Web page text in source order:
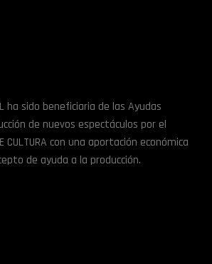
ha sido beneficiaria de las Ayudas
de nuevos espectáculos por el
CULTURA con una aportación económica
de ayuda a la producción.